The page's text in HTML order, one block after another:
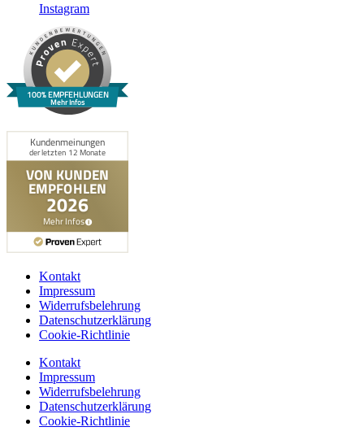
Instagram
100% EMPFEHLUNGEN
Mehr Infos
Kontakt
Impressum
Widerrufsbelehrung
Datenschutzerklärung
Cookie-Richtlinie
Kontakt
Impressum
Widerrufsbelehrung
Datenschutzerklärung
Cookie-Richtlinie